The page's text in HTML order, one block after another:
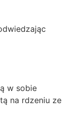
w sobie
na rdzeniu ze